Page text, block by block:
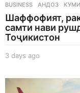
BUSINESS АНДОЗ ,
Шаффофият,
самти нави
Тоҷикистон
3 days ago